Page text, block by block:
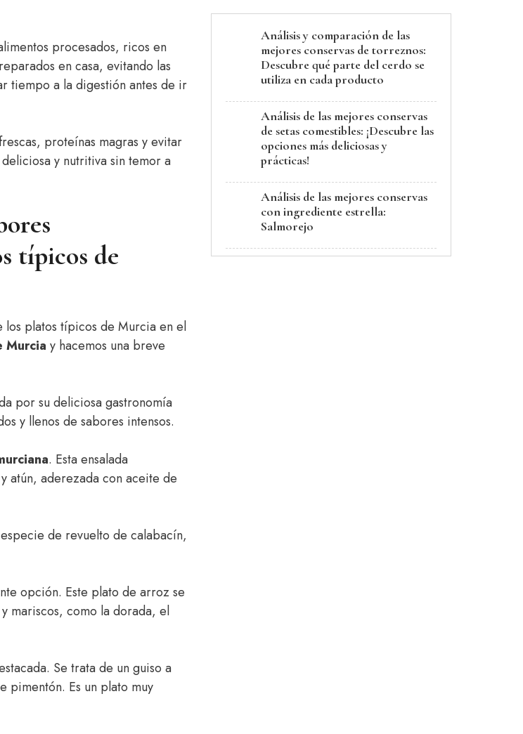
procesados, ricos en
en casa, evitando las
tiempo a la digestión antes de ir
proteínas magras y evitar
y nutritiva sin temor a
típicos de
los platos típicos de Murcia en el
Murcia y hacemos una breve
por su deliciosa gastronomía
y llenos de sabores intensos.
. Esta ensalada
atún, aderezada con aceite de
de revuelto de calabacín,
opción. Este plato de arroz se
mariscos, como la dorada, el
Se trata de un guiso a
pimentón. Es un plato muy
Análisis y comparación de las
mejores conservas de torreznos:
Descubre qué parte del cerdo se
utiliza en cada producto
Análisis de las mejores conservas
de setas comestibles: ¡Descubre las
opciones más deliciosas y
prácticas!
Análisis de las mejores conservas
con ingrediente estrella:
Salmorejo